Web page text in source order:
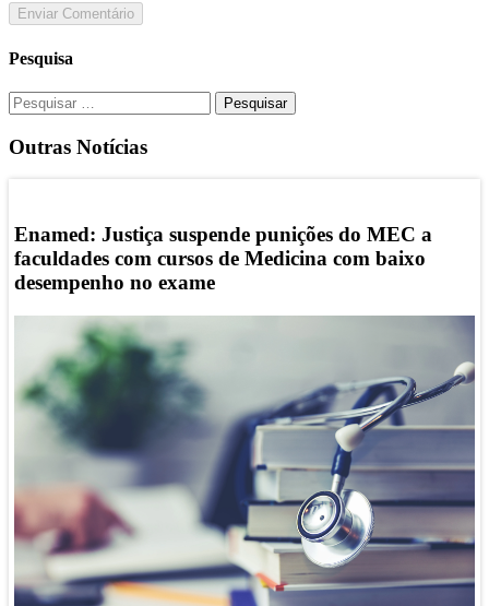
Pesquisa
Pesquisar
por:
Outras Notícias
Enamed: Justiça suspende punições do MEC a
faculdades com cursos de Medicina com baixo
desempenho no exame